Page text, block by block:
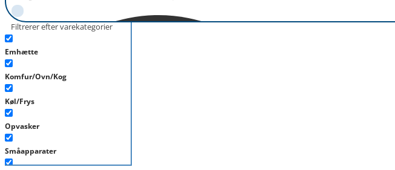
Filtrerer efter varekategorier
Emhætte
Komfur/Ovn/Kog
Køl/Frys
Opvasker
Småapparater